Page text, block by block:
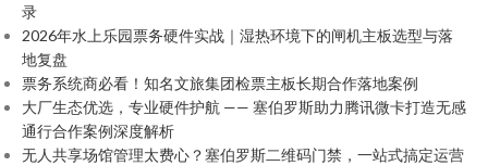
录
2026年水上乐园票务硬件实战｜湿热环境下的闸机主板选型与落
地复盘
票务系统商必看！知名文旅集团检票主板长期合作落地案例
大厂生态优选，专业硬件护航 —— 塞伯罗斯助力腾讯微卡打造无感
通行合作案例深度解析
无人共享场馆管理太费心？塞伯罗斯二维码门禁，一站式搞定运营